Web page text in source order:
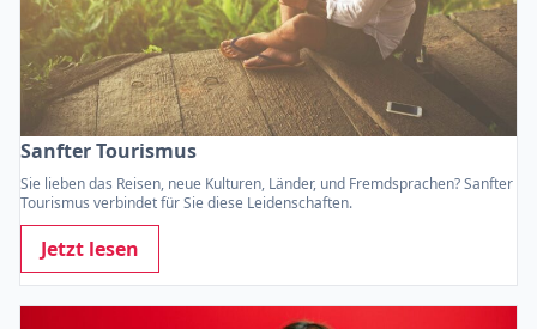
Sanfter Tourismus
Sie lieben das Reisen, neue Kulturen, Länder, und Fremdsprachen? Sanfter
Tourismus verbindet für Sie diese Leidenschaften.
Jetzt lesen